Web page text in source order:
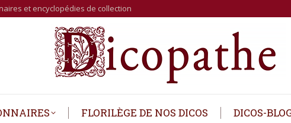
et encyclopédies de collection
FLORILÈGE DE NOS DICOS DICOS-